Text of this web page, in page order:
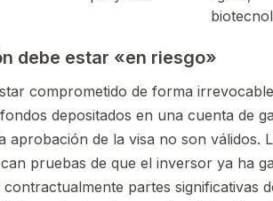
debe estar «en riesgo»
comprometido de forma
depositados en una cuenta de
aprobación de la visa no son válidos.
pruebas de que el inversor ya ha
partes significativas